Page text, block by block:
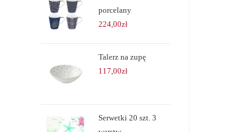
porcelany
224,00zł
Talerz na zupę
117,00zł
Serwetki 20 szt. 3